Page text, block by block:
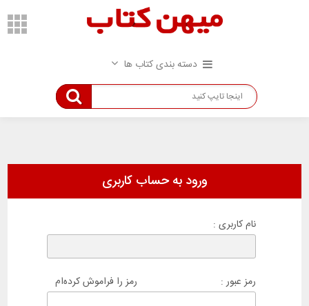
دسته بندی کتاب ها
ورود به حساب كاربری
نام کاربری :
رمز را فراموش کرده‌ام رمز عبور :